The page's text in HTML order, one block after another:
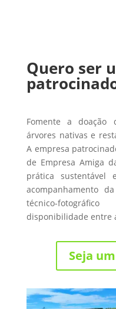
Quero ser
Fomente a
árvores nativas e
A empresa
de Empresa Amiga
prática sustentável
acompanhamento
técnico-
disponibilidade entre
Seja